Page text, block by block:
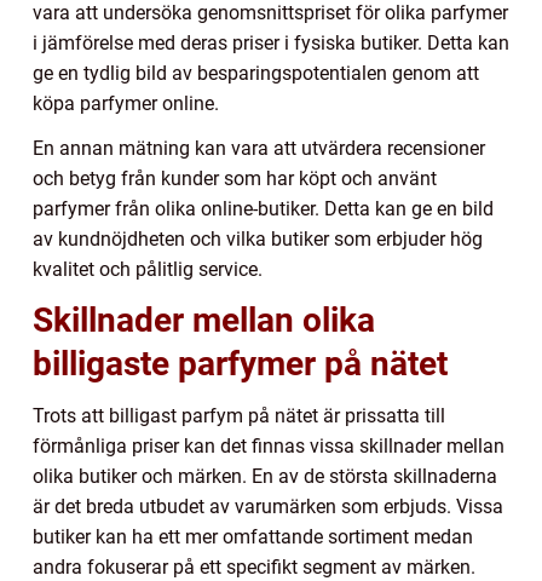
vara att undersöka genomsnittspriset för olika parfymer
i jämförelse med deras priser i fysiska butiker. Detta kan
ge en tydlig bild av besparingspotentialen genom att
köpa parfymer online.
En annan mätning kan vara att utvärdera recensioner
och betyg från kunder som har köpt och använt
parfymer från olika online-butiker. Detta kan ge en bild
av kundnöjdheten och vilka butiker som erbjuder hög
kvalitet och pålitlig service.
Skillnader mellan olika
billigaste parfymer på nätet
Trots att billigast parfym på nätet är prissatta till
förmånliga priser kan det finnas vissa skillnader mellan
olika butiker och märken. En av de största skillnaderna
är det breda utbudet av varumärken som erbjuds. Vissa
butiker kan ha ett mer omfattande sortiment medan
andra fokuserar på ett specifikt segment av märken.